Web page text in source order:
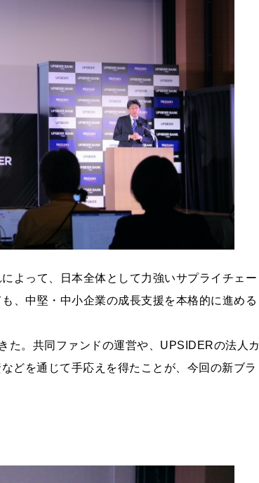
よって、日本全体として力強いサプライチェー
、中堅・中小企業の成長支援を本格的に進める
た。共同ファンドの運営や、UPSIDERの法人カ
どを通じて手応えを得たことが、今回の新ブラ